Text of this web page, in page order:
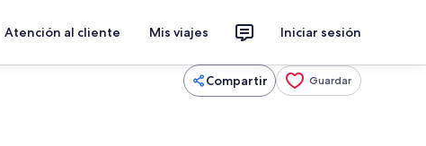
Atención al cliente Mis viajes Iniciar sesión
Compartir Guardar